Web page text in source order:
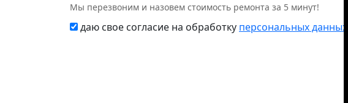
Мы перезвоним и назовем стоимость ремонта за 5 минут!
даю свое согласие на обработку персональных данных